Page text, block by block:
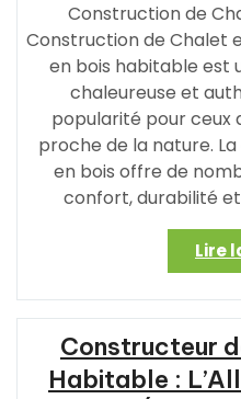
Construction de
Construction de Chalet
en bois habitable est
chaleureuse et
popularité pour ceux
proche de la nature.
en bois offre de
confort, durabilité
Lire
Constructeur
Habitable :